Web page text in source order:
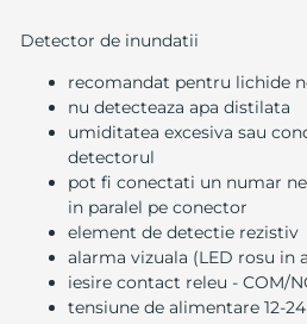
Detector de inundatii
recomandat pentru lichide
nu detecteaza apa distilata
umiditatea excesiva sau
detectorul
pot fi conectati un numar
in paralel pe conector
element de detectie rezistiv
alarma vizuala (LED rosu in
iesire contact releu - COM/
tensiune de alimentare 12-